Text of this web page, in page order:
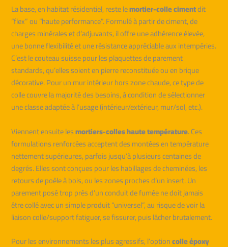
La base, en habitat résidentiel, reste lemortier-colle cimentdit
“flex” ou “haute performance”. Formulé à partir de ciment, de
charges minérales et d’adjuvants, il offre une adhérence élevée,
une bonne flexibilité et une résistance appréciable aux intempéries.
C’est le couteau suisse pour les plaquettes de parement
standards, qu’elles soient en pierre reconstituée ou en brique
décorative. Pour un mur intérieur hors zone chaude, ce type de
colle couvre la majorité des besoins, à condition de sélectionner
une classe adaptée à l’usage (intérieur/extérieur, mur/sol, etc.).
Viennent ensuite lesmortiers-colles haute température. Ces
formulations renforcées acceptent des montées en température
nettement supérieures, parfois jusqu’à plusieurs centaines de
degrés. Elles sont conçues pour les habillages de cheminées, les
retours de poêle à bois, ou les zones proches d’un insert. Un
parement posé trop près d’un conduit de fumée ne doit jamais
être collé avec un simple produit “universel”, au risque de voir la
liaison colle/support fatiguer, se fissurer, puis lâcher brutalement.
Pour les environnements les plus agressifs, l’optioncolle époxy